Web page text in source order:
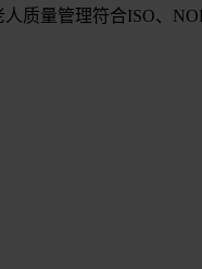
质量管理符合ISO、